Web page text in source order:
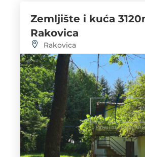
Zemljište i kuća
Rakovica
Rakovica